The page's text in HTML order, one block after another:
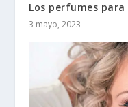
Los perfumes
3 mayo, 2023